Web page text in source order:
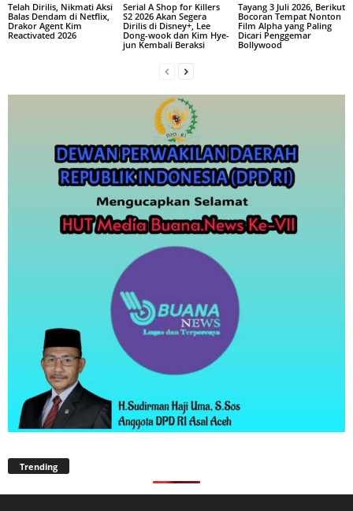
Telah Dirilis, Nikmati Aksi
Balas Dendam di Netflix,
Drakor Agent Kim
Reactivated 2026
Serial A Shop for Killers
S2 2026 Akan Segera
Dirilis di Disney+, Lee
Dong-wook dan Kim Hye-
jun Kembali Beraksi
Tayang 3 Juli 2026, Berikut
Bocoran Tempat Nonton
Film Alpha yang Paling
Dicari Penggemar
Bollywood
Trending